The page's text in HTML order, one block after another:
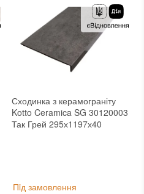
Сходинка з керамограніту
Kotto Ceramica SG 30120003
Так Грей 295х1197х40
Пiд замовлення